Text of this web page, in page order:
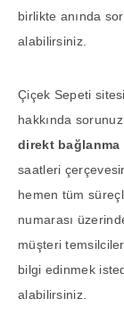
birlikte anında
alabilirsiniz.
Çiçek Sepeti
hakkında
direkt bağlanma
saatleri
hemen tüm
numarası
müşteri
bilgi edinmek
alabilirsiniz.